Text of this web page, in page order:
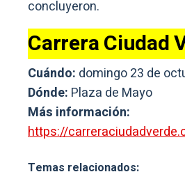
concluyeron.
Carrera Ciudad
Cuándo: domingo 23 de
Dónde: Plaza de Mayo
Más información:
https://
Temas relacionados: